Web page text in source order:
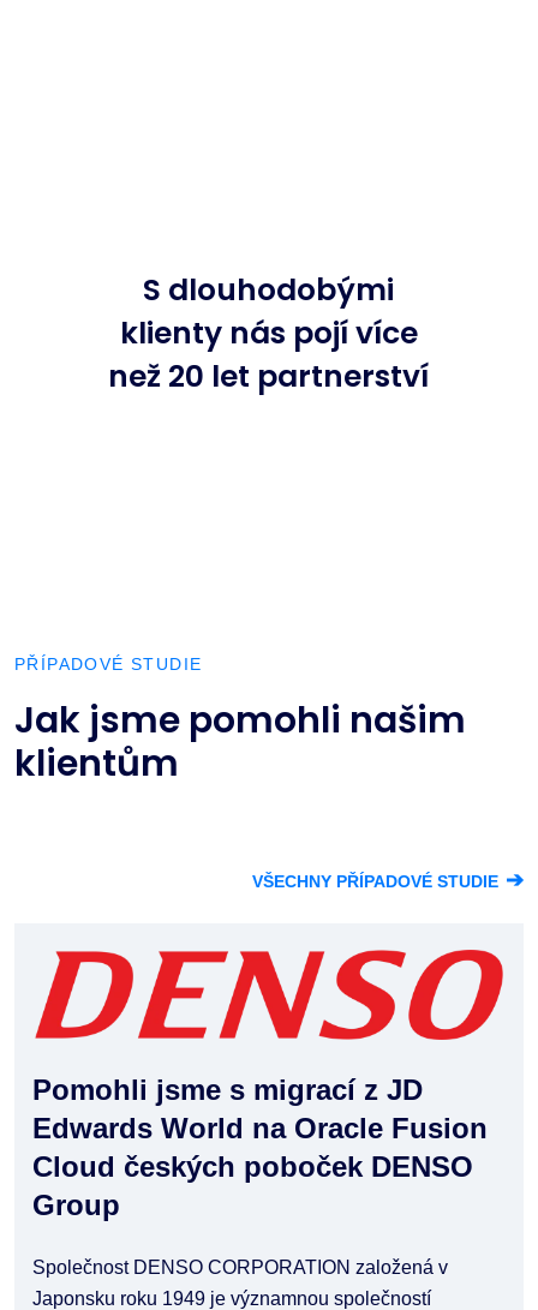
S dlouhodobými
klienty nás pojí více
než 20 let partnerství
PŘÍPADOVÉ STUDIE
Jak jsme pomohli našim
klientům
VŠECHNY PŘÍPADOVÉ STUDIE ➔
Pomohli jsme s migrací z JD
Edwards World na Oracle Fusion
Cloud českých poboček DENSO
Group
Společnost DENSO CORPORATION založená v
Japonsku roku 1949 je významnou společností